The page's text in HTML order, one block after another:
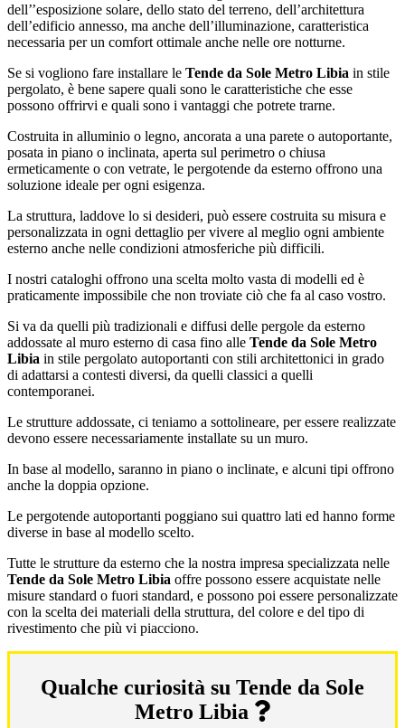
dell’’esposizione solare, dello stato del terreno, dell’architettura
dell’edificio annesso, ma anche dell’illuminazione, caratteristica
necessaria per un comfort ottimale anche nelle ore notturne.
Se si vogliono fare installare le Tende da Sole Metro Libia in stile
pergolato, è bene sapere quali sono le caratteristiche che esse
possono offrirvi e quali sono i vantaggi che potrete trarne.
Costruita in alluminio o legno, ancorata a una parete o autoportante,
posata in piano o inclinata, aperta sul perimetro o chiusa
ermeticamente o con vetrate, le pergotende da esterno offrono una
soluzione ideale per ogni esigenza.
La struttura, laddove lo si desideri, può essere costruita su misura e
personalizzata in ogni dettaglio per vivere al meglio ogni ambiente
esterno anche nelle condizioni atmosferiche più difficili.
I nostri cataloghi offrono una scelta molto vasta di modelli ed è
praticamente impossibile che non troviate ciò che fa al caso vostro.
Si va da quelli più tradizionali e diffusi delle pergole da esterno
addossate al muro esterno di casa fino alle Tende da Sole Metro
Libia in stile pergolato autoportanti con stili architettonici in grado
di adattarsi a contesti diversi, da quelli classici a quelli
contemporanei.
Le strutture addossate, ci teniamo a sottolineare, per essere realizzate
devono essere necessariamente installate su un muro.
In base al modello, saranno in piano o inclinate, e alcuni tipi offrono
anche la doppia opzione.
Le pergotende autoportanti poggiano sui quattro lati ed hanno forme
diverse in base al modello scelto.
Tutte le strutture da esterno che la nostra impresa specializzata nelle
Tende da Sole Metro Libia offre possono essere acquistate nelle
misure standard o fuori standard, e possono poi essere personalizzate
con la scelta dei materiali della struttura, del colore e del tipo di
rivestimento che più vi piacciono.
Qualche curiosità su Tende da Sole
Metro Libia